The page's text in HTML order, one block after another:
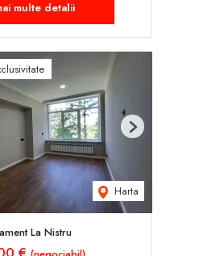
multe detalii
Harta
Next
La Nistru